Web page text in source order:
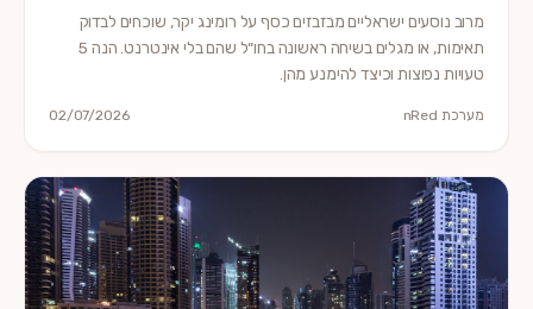
מרוב נוסעים ישראליים מבזבזים כסף על רומינג יקר, שוכחים לבדוק
תאימות, או מגלים בשיחה ראשונה בחו״ל שהם בלי אינטרנט. הנה 5
טעויות נפוצות וכיצד להימנע מהן.
מערכת nRed 02/07/2026